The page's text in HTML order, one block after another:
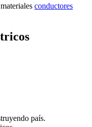
conductores
país.